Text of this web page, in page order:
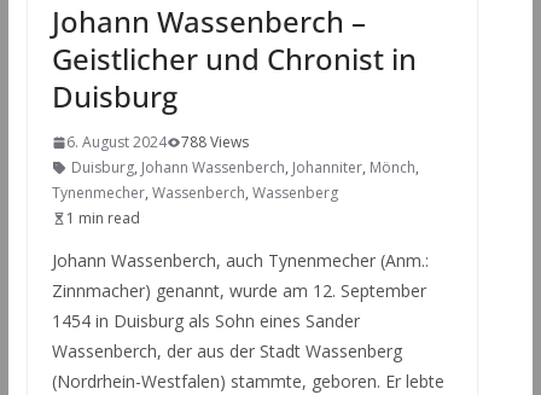
Johann Wassenberch –
Geistlicher und Chronist in
Duisburg
6. August 2024
788 Views
Duisburg, Johann Wassenberch, Johanniter, Mönch,
Tynenmecher, Wassenberch, Wassenberg
1 min read
Johann Wassenberch, auch Tynenmecher (Anm.:
Zinnmacher) genannt, wurde am 12. September
1454 in Duisburg als Sohn eines Sander
Wassenberch, der aus der Stadt Wassenberg
(Nordrhein-Westfalen) stammte, geboren. Er lebte